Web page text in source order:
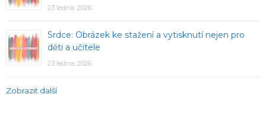
23 ledna, 2026
Srdce: Obrázek ke stažení a vytisknutí nejen pro
děti a učitele
23 ledna, 2026
Zobrazit další